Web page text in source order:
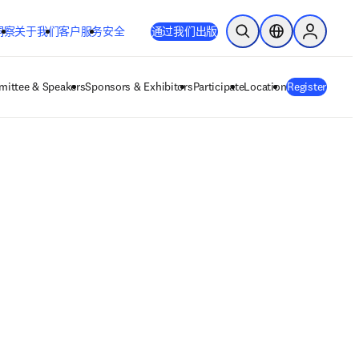
察关于我们客户服务安全 通过我们出版 开放搜索位置选择器Sign in to
& SpeakersSponsors & ExhibitorsParticipateLocationRegister